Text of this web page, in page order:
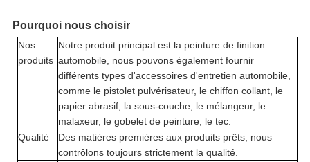
Pourquoi nous choisir
Nos
produits
Notre produit principal est la peinture de finition
automobile, nous pouvons également fournir
différents types d'accessoires d'entretien automobile,
comme le pistolet pulvérisateur, le chiffon collant, le
papier abrasif, la sous-couche, le mélangeur, le
malaxeur, le gobelet de peinture, le tec.
Qualité
Des matières premières aux produits prêts, nous
contrôlons toujours strictement la qualité.